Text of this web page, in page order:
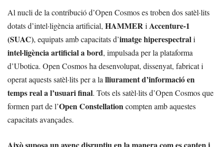
Al nucli de la contribució d’Open Cosmos es troben dos satèl·lits
dotats d’intel·ligència artificial, HAMMER i Accenture-1
(SUAC), equipats amb capacitats d’imatge hiperespectrali
intel·ligència artificial a bord, impulsada per la plataforma
d’Ubotica. Open Cosmos ha desenvolupat, dissenyat, fabricat i
operat aquests satèl·lits per a la lliurament d’informació en
temps real a l’usuari final. Tots els satèl·lits d’Open Cosmos que
formen part de l’Open Constellation compten amb aquestes
capacitats avançades.
Això suposa un avenç disruptiu en la manera com es capten i